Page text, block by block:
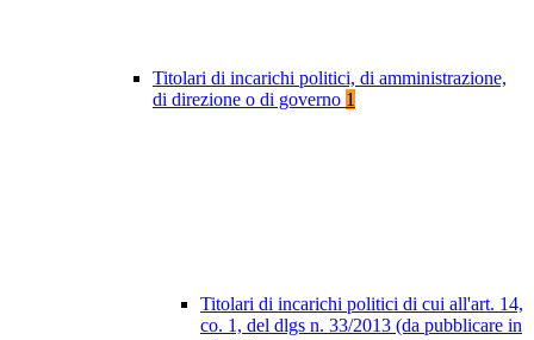
Titolari di incarichi politici, di amministrazione,
di direzione o di governo 1
Titolari di incarichi politici di cui all'art. 14,
co. 1, del dlgs n. 33/2013 (da pubblicare in